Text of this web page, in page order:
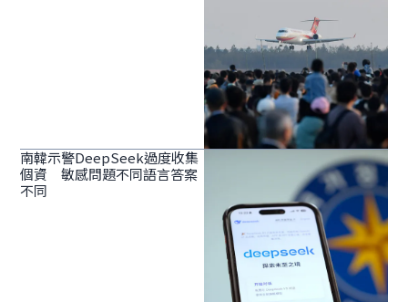
南韓示警DeepSeek過度收集
個資 敏感問題不同語言答案
不同